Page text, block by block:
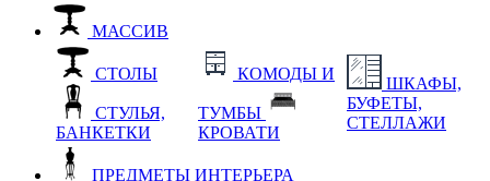
МАССИВ
СТОЛЫ
СТУЛЬЯ,
БАНКЕТКИ
КОМОДЫ И
ТУМБЫ
КРОВАТИ
ШКАФЫ,
БУФЕТЫ,
СТЕЛЛАЖИ
ПРЕДМЕТЫ ИНТЕРЬЕРА